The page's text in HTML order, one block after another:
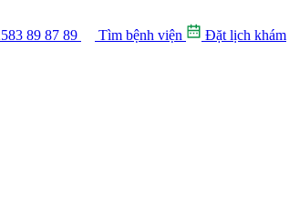
89 87 89 Tìm bệnh viện Đặt lịch khám